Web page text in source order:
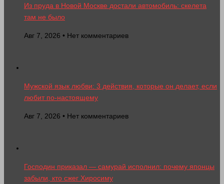
Из пруда в Новой Москве достали автомобиль: скелета
там не было
Авг 7, 2026 • Нет комментариев
Мужской язык любви: 3 действия, которые он делает, если
любит по-настоящему
Авг 7, 2026 • Нет комментариев
Господин приказал — самурай исполнил: почему японцы
забыли, кто сжег Хиросиму